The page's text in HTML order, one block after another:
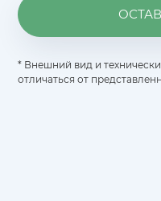
* Внешний вид и
отличаться от